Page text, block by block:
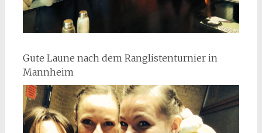
Gute Laune nach dem Ranglistenturnier in
Mannheim